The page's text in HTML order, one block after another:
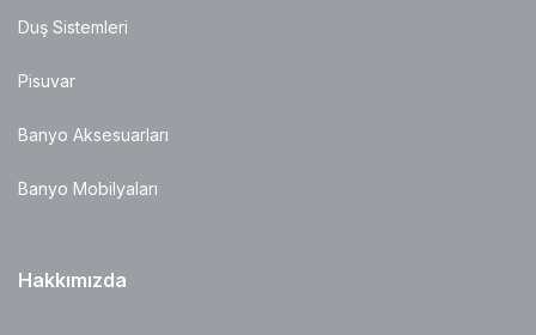
Duş Sistemleri
Pisuvar
Banyo Aksesuarları
Banyo Mobilyaları
Hakkımızda